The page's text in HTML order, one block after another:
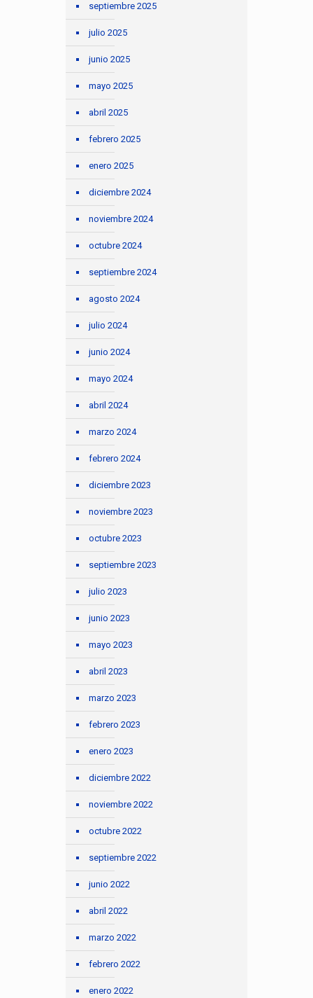
septiembre 2025
julio 2025
junio 2025
mayo 2025
abril 2025
febrero 2025
enero 2025
diciembre 2024
noviembre 2024
octubre 2024
septiembre 2024
agosto 2024
julio 2024
junio 2024
mayo 2024
abril 2024
marzo 2024
febrero 2024
diciembre 2023
noviembre 2023
octubre 2023
septiembre 2023
julio 2023
junio 2023
mayo 2023
abril 2023
marzo 2023
febrero 2023
enero 2023
diciembre 2022
noviembre 2022
octubre 2022
septiembre 2022
junio 2022
abril 2022
marzo 2022
febrero 2022
enero 2022